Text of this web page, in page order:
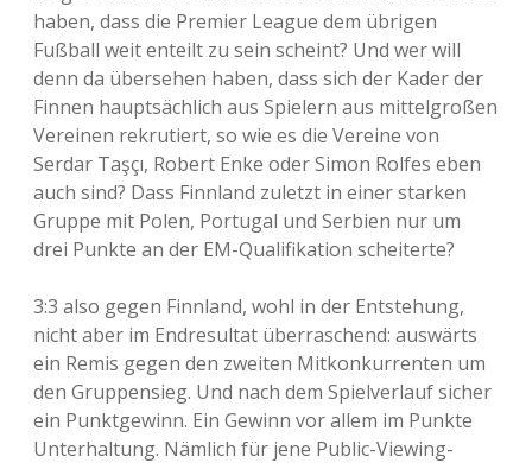
haben, dass die Premier League dem übrigen
Fußball weit enteilt zu sein scheint? Und wer will
denn da übersehen haben, dass sich der Kader der
Finnen hauptsächlich aus Spielern aus mittelgroßen
Vereinen rekrutiert, so wie es die Vereine von
Serdar Taşçı, Robert Enke oder Simon Rolfes eben
auch sind? Dass Finnland zuletzt in einer starken
Gruppe mit Polen, Portugal und Serbien nur um
drei Punkte an der EM-Qualifikation scheiterte?
3:3 also gegen Finnland, wohl in der Entstehung,
nicht aber im Endresultat überraschend: auswärts
ein Remis gegen den zweiten Mitkonkurrenten um
den Gruppensieg. Und nach dem Spielverlauf sicher
ein Punktgewinn. Ein Gewinn vor allem im Punkte
Unterhaltung. Nämlich für jene Public-Viewing-